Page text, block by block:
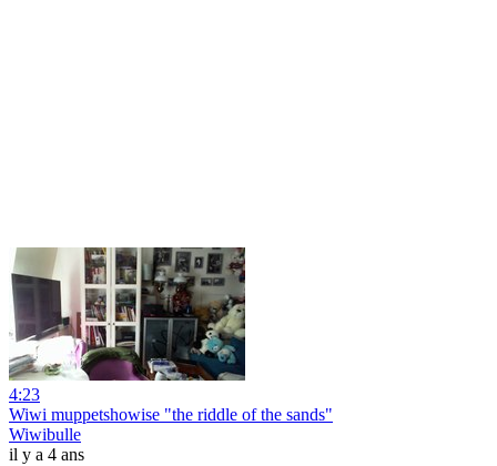
4:23
Wiwi muppetshowise "the riddle of the sands"
Wiwibulle
il y a 4 ans